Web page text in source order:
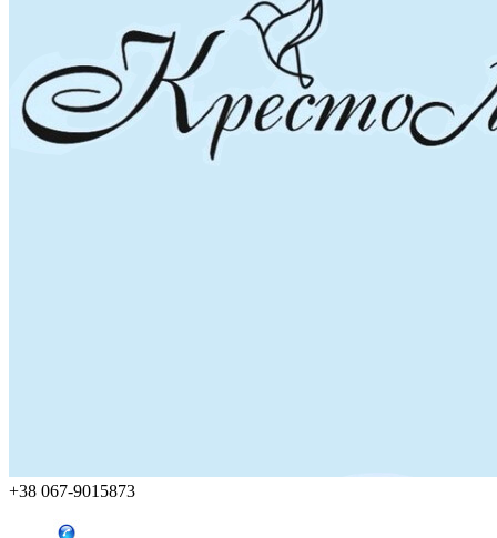
+38 067-9015873